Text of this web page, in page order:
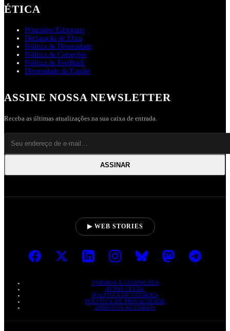
ÉTICA
Princípios Editoriais
Declaração de Ética
Política de Diversidade
Política de Correções
Política de Feedback
Diversidade da Equipe
ASSINE NOSSA NEWSLETTER
Receba as últimas atualizações na sua caixa de entrada.
ASSINAR
▶ WEB STORIES
TERMOS E CONDIÇÕES
AVISO LEGAL
POLÍTICA DE COOKIES
POLÍTICA DE PRIVACIDADE
DIREITOS AUTORAIS